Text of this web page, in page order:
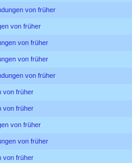
von früher
von früher
von früher
von früher
von früher
von früher
von früher
von früher
von früher
von früher